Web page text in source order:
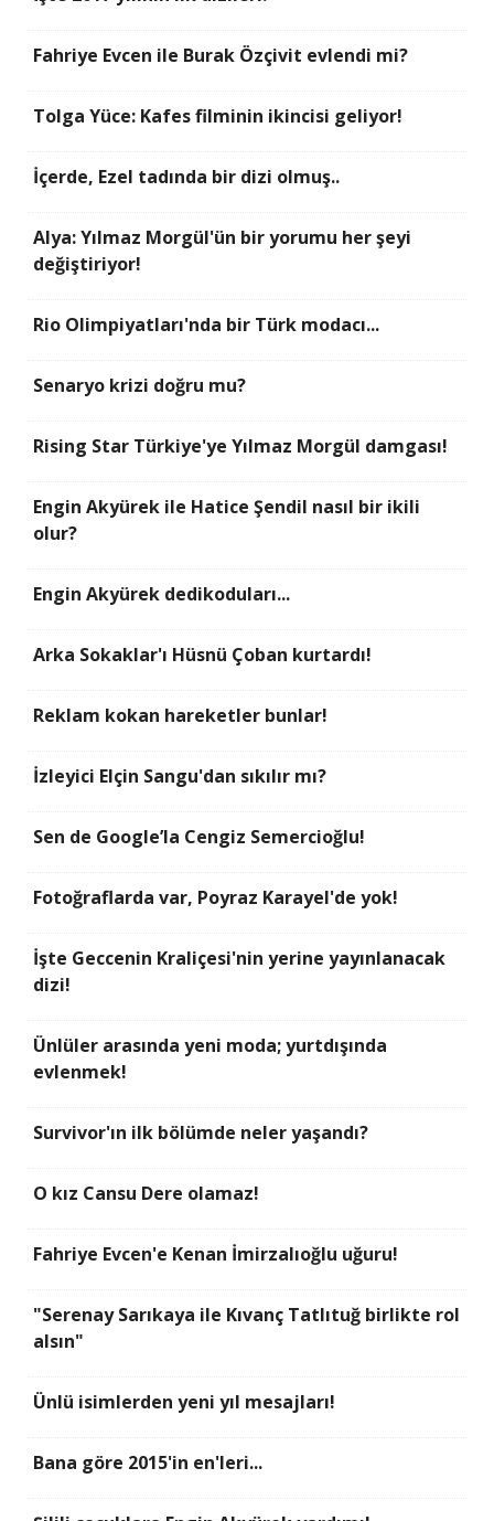
Fahriye Evcen ile Burak Özçivit evlendi mi?
Tolga Yüce: Kafes filminin ikincisi geliyor!
İçerde, Ezel tadında bir dizi olmuş..
Alya: Yılmaz Morgül'ün bir yorumu her şeyi
değiştiriyor!
Rio Olimpiyatları'nda bir Türk modacı...
Senaryo krizi doğru mu?
Rising Star Türkiye'ye Yılmaz Morgül damgası!
Engin Akyürek ile Hatice Şendil nasıl bir ikili
olur?
Engin Akyürek dedikoduları...
Arka Sokaklar'ı Hüsnü Çoban kurtardı!
Reklam kokan hareketler bunlar!
İzleyici Elçin Sangu'dan sıkılır mı?
Sen de Google’la Cengiz Semercioğlu!
Fotoğraflarda var, Poyraz Karayel'de yok!
İşte Geccenin Kraliçesi'nin yerine yayınlanacak
dizi!
Ünlüler arasında yeni moda; yurtdışında
evlenmek!
Survivor'ın ilk bölümde neler yaşandı?
O kız Cansu Dere olamaz!
Fahriye Evcen'e Kenan İmirzalıoğlu uğuru!
"Serenay Sarıkaya ile Kıvanç Tatlıtuğ birlikte rol
alsın"
Ünlü isimlerden yeni yıl mesajları!
Bana göre 2015'in en'leri...